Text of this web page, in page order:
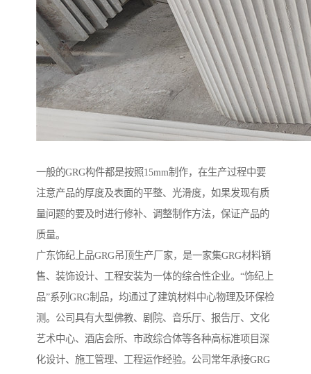
一般的GRG构件都是按照15mm制作，在生产过程中要
注意产品的厚度及表面的平整、光滑度，如果发现有质
量问题的要及时进行修补、调整制作方法，保证产品的
质量。
广东饰纪上品GRG吊顶生产厂家，是一家集GRG材料销
售、装饰设计、工程安装为一体的综合性企业。“饰纪上
品”系列GRG制品，均通过了建筑材料中心物理及环保检
测。公司具有大型佛教、剧院、音乐厅、报告厅、文化
艺术中心、酒店会所、市政综合体等各种高标准项目深
化设计、施工管理、工程运作经验。公司常年承接GRG